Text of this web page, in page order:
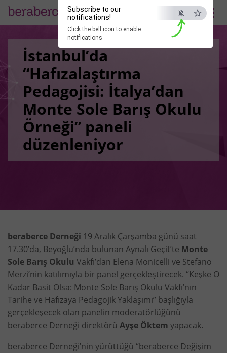
Subscribe to our
notifications!
Click the bell icon to enable
notifications
EN
İstanbul’da
“Hafızalaştırma
Pedagojisi: İtalya’dan
Monte Sole Barış Okulu
Örneği” paneli
düzenleniyor
beraberce Derneği 19 Aralık Çarşamba günü saat
17.30’da, Beyoğlu’nda bulunan Aynalı Geçit’te Monte
Sole Barış Okulu Vakfı’dan Elena Monicelli ve Stefano
Merzi’nin katılımıyla bir panel gerçekleştirecek. “Keşke O
Kadar Basit Olsa: Monte Sole Barış Okulu Vakfı’nın
Tarihe ve Hafızaya Pedagojik Yaklaşımı” başlığıyla
gerçekleşecek olan panelin moderatörlüğünü
beraberce Derneği direktörü Ayşe Öktem yapacak.
beraberce Derneği’nin yürüttüğü “beraberce Değişim